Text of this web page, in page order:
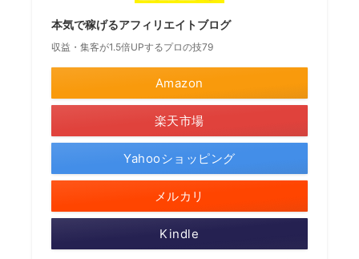
本気で稼げるアフィリエイトブログ
収益・集客が1.5倍UPするプロの技79
Amazon
楽天市場
Yahooショッピング
メルカリ
Kindle